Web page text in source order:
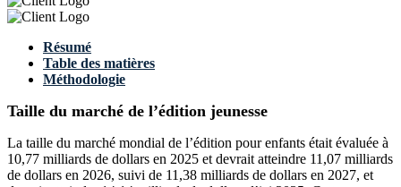
Résumé
Table des matières
Méthodologie
Taille du marché de l’édition jeunesse
La taille du marché mondial de l’édition pour enfants était évaluée à
10,77 milliards de dollars en 2025 et devrait atteindre 11,07 milliards
de dollars en 2026, suivi de 11,38 milliards de dollars en 2027, et